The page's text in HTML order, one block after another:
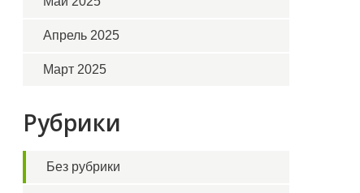
Апрель 2025
Март 2025
Рубрики
Без рубрики